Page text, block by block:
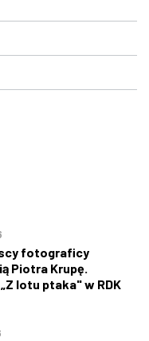
fotograficy
Piotra Krupę.
lotu ptaka" w RDK